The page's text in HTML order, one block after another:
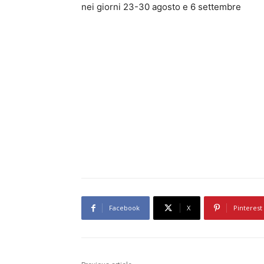
nei giorni 23-30 agosto e 6 settembre
Facebook X Pinterest